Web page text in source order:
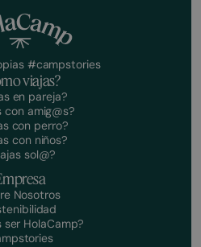
#campstories
viajas?
en pareja?
con amig@s?
con perro?
con niños?
sol@?
Nosotros
ser HolaCamp?